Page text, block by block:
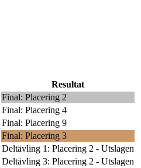
Resultat
Final: Placering 2
Final: Placering 4
Final: Placering 9
Final: Placering 3
Deltävling 1: Placering 2 - Utslagen
Deltävling 3: Placering 2 - Utslagen